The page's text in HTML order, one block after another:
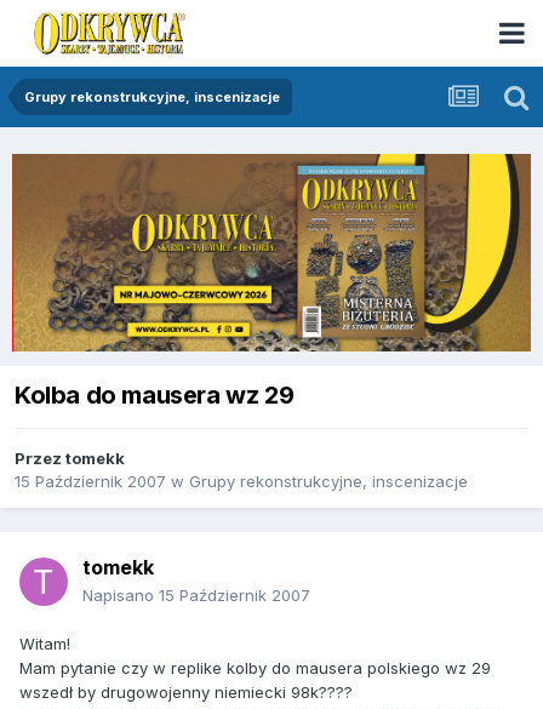
Grupy rekonstrukcyjne, inscenizacje
Kolba do mausera wz 29
Przez tomekk
15 Październik 2007 w Grupy rekonstrukcyjne, inscenizacje
tomekk
Napisano 15 Październik 2007
Witam!
Mam pytanie czy w replike kolby do mausera polskiego wz 29
wszedł by drugowojenny niemiecki 98k????